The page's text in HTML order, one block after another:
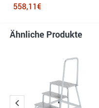
558,11€
Ähnliche Produkte